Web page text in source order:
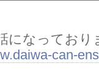
になっており
can-